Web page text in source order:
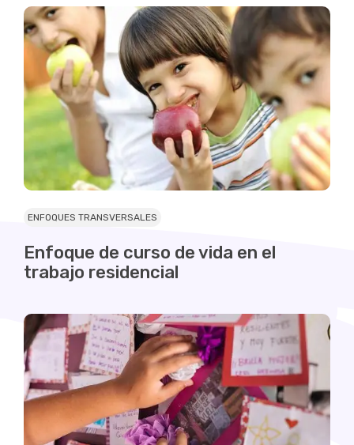
ENFOQUES TRANSVERSALES
Enfoque de curso de vida en el
trabajo residencial